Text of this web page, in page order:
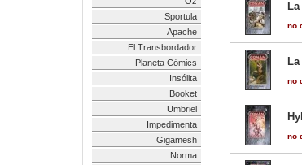
Sportula
Apache
El Transbordador
Planeta Cómics
Insólita
Booket
Umbriel
Impedimenta
Gigamesh
Norma
no
no
no